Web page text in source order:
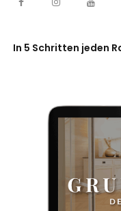
In 5 Schritten jeden